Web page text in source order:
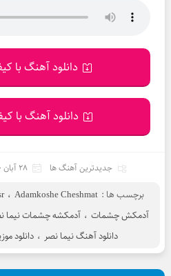
دانلود آهنگ با
دانلود آهنگ با
جدیدترین آهنگ ها 28 آبان 1400
برچسب ها : Adamkoshe Cheshmat ،
آدمکش چشمات ، آدمکشه چشمات نیما
دانلود آهنگ نیما نصر ، دانلود